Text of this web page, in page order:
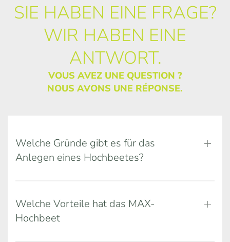
SIE HABEN EINE FRAGE?
WIR HABEN EINE
ANTWORT.
VOUS AVEZ UNE QUESTION ?
NOUS AVONS UNE RÉPONSE.
Welche Gründe gibt es für das
Anlegen eines Hochbeetes?
Welche Vorteile hat das MAX-
Hochbeet